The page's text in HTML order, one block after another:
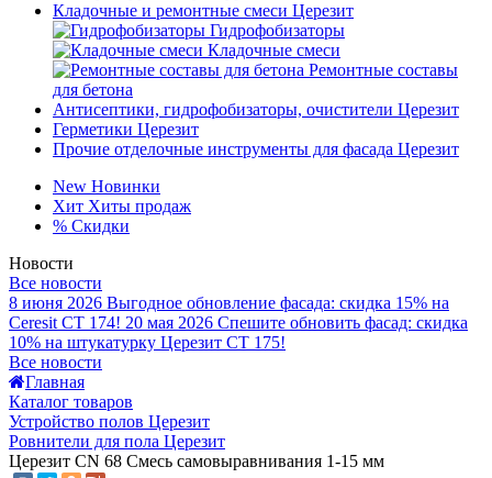
Кладочные и ремонтные смеси Церезит
Гидрофобизаторы
Кладочные смеси
Ремонтные составы
для бетона
Антисептики, гидрофобизаторы, очистители Церезит
Герметики Церезит
Прочие отделочные инструменты для фасада Церезит
New Новинки
Хит Хиты продаж
% Скидки
Новости
Все новости
8 июня 2026 Выгодное обновление фасада: скидка 15% на
Ceresit CT 174! 20 мая 2026 Спешите обновить фасад: скидка
10% на штукатурку Церезит CT 175!
Все новости
Главная
Каталог товаров
Устройство полов Церезит
Ровнители для пола Церезит
Церезит СN 68 Смесь самовыравнивания 1-15 мм